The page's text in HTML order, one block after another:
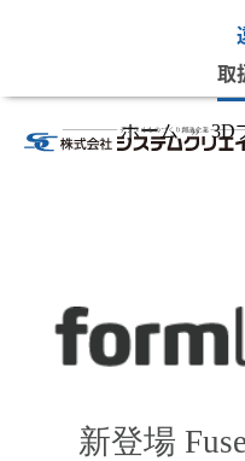
取
ホーム 3D
新登場